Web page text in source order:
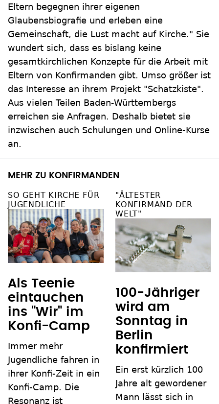
Eltern begegnen ihrer eigenen
Glaubensbiografie und erleben eine
Gemeinschaft, die Lust macht auf Kirche." Sie
wundert sich, dass es bislang keine
gesamtkirchlichen Konzepte für die Arbeit mit
Eltern von Konfirmanden gibt. Umso größer ist
das Interesse an ihrem Projekt "Schatzkiste".
Aus vielen Teilen Baden-Württembergs
erreichen sie Anfragen. Deshalb bietet sie
inzwischen auch Schulungen und Online-Kurse
an.
MEHR ZU KONFIRMANDEN
SO GEHT KIRCHE FÜR
JUGENDLICHE
Als Teenie
eintauchen
ins "Wir" im
Konfi-Camp
Immer mehr
Jugendliche fahren in
ihrer Konfi-Zeit in ein
Konfi-Camp. Die
Resonanz ist
"ÄLTESTER
KONFIRMAND DER
WELT"
100-Jähriger
wird am
Sonntag in
Berlin
konfirmiert
Ein erst kürzlich 100
Jahre alt gewordener
Mann lässt sich in